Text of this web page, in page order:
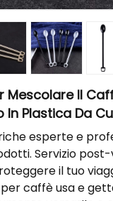
Mescolare Il
In Plastica Da
esperte e
Servizio
il tuo
caffè usa e